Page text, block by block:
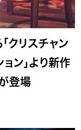
クリスチャン
ン」より新作
登場